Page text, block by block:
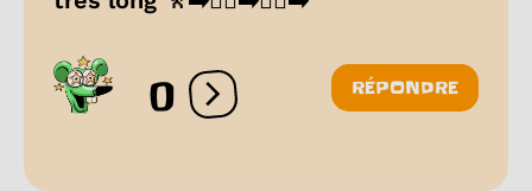
0 Ouvrir les réactions
RÉPONDRE